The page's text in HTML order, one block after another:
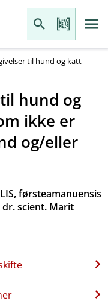
til hund og katt
hund og
ikke er
og​/​eller
førsteamanuensis
scient. Marit